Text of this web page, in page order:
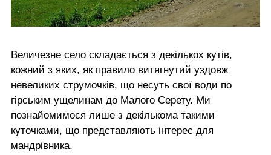
Величезне село складається з декількох кутів,
кожний з яких, як правило витягнутий уздовж
невеликих струмочків, що несуть свої води по
гірським ущелинам до Малого Серету. Ми
познайомимося лише з декількома такими
куточками, що представляють інтерес для
мандрівника.